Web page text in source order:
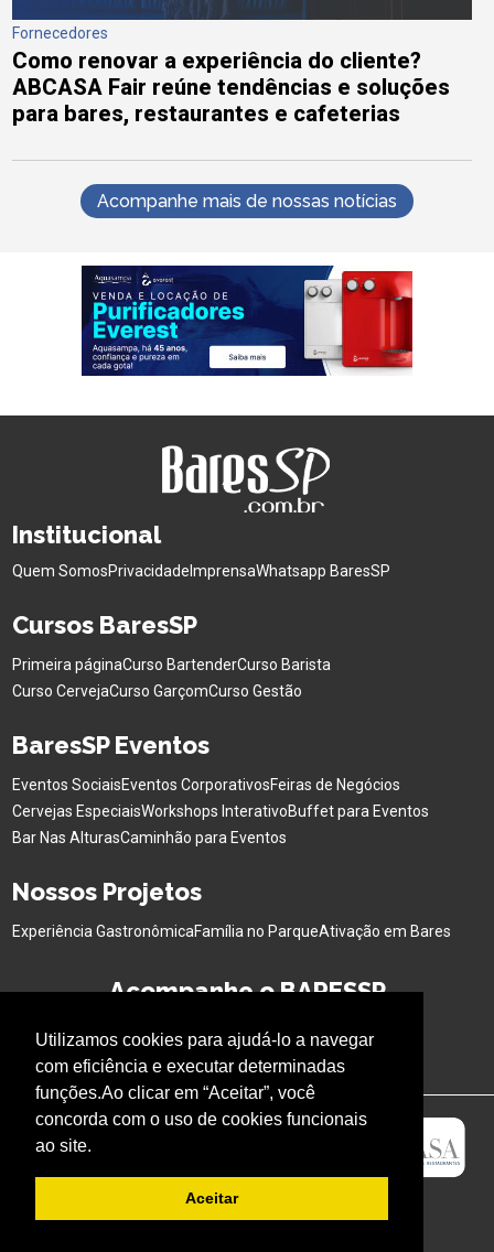
Utilizamos cookies para ajudá-lo a navegar
com eficiência e executar determinadas
funções.Ao clicar em “Aceitar”, você
concorda com o uso de cookies funcionais
ao site.
Aceitar
Fornecedores
Como renovar a experiência do cliente?
ABCASA Fair reúne tendências e soluções
para bares, restaurantes e cafeterias
Acompanhe mais de nossas notícias
Institucional
Quem SomosPrivacidade ImprensaWhatsapp BaresSP
Cursos BaresSP
Primeira páginaCurso BartenderCurso Barista
Curso CervejaCurso GarçomCurso Gestão
BaresSP Eventos
Eventos SociaisEventos CorporativosFeiras de Negócios
Cervejas EspeciaisWorkshops InterativoBuffet para Eventos
Bar Nas AlturasCaminhão para Eventos
Nossos Projetos
Experiência GastronômicaFamília no ParqueAtivação em Bares
Acompanhe o BARESSP